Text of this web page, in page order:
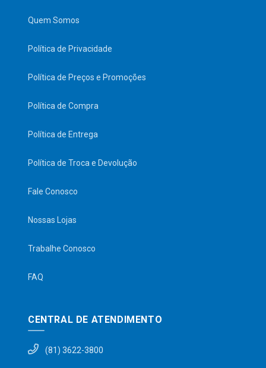
Quem Somos
Política de Privacidade
Política de Preços e Promoções
Política de Compra
Política de Entrega
Política de Troca e Devolução
Fale Conosco
Nossas Lojas
Trabalhe Conosco
FAQ
CENTRAL DE ATENDIMENTO
(81) 3622-3800